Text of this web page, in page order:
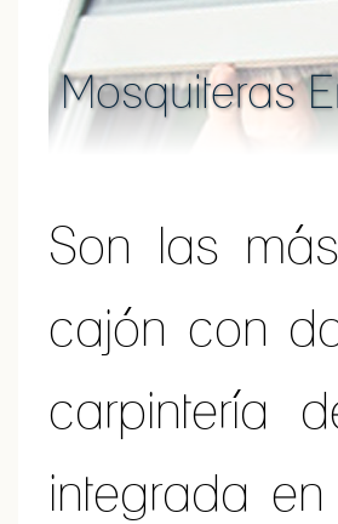
Mosquiteras
Son las
cajón con
carpintería
integrada